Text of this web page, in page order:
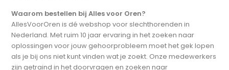
Waarom bestellen bij Alles voor Oren?
AllesVoorOren is dé webshop voor slechthorenden in
Nederland. Met ruim 10 jaar ervaring in het zoeken naar
oplossingen voor jouw gehoorprobleem moet het gek lopen
als je bij ons niet kunt vinden wat je zoekt. Onze medewerkers
zijn getraind in het doorvragen en zoeken naar